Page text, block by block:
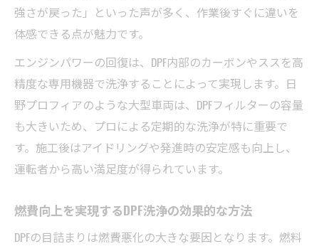
強さが戻った」といった声が多く、作業後すぐに違いを
体感できる点が魅力です。
エンジンパワーの回復は、DPF内部のカーボンやススを高
精度な専用機器で洗浄することによって実現します。日
野プロフィアのような大型車両は、DPFフィルターの容量
も大きいため、プロによる定期的な洗浄が特に重要で
す。施工後はアイドリングや発進時の安定感も向上し、
運転者から高い満足度が得られています。
燃費向上を実現するDPF洗浄の効果的な方法
DPFの目詰まりは燃費悪化の大きな要因となります。燃料